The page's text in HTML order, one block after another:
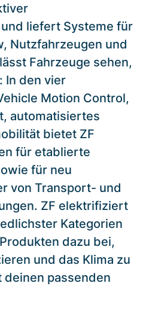
liefert Systeme für
Nutzfahrzeugen und
Fahrzeuge sehen,
In den vier
Motion Control,
automatisiertes
bietet ZF
für etablierte
für neu
von Transport- und
ZF elektrifiziert
Kategorien
dazu bei,
und das Klima zu
passenden